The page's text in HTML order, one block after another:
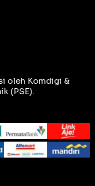
oleh Komdigi &
(PSE).